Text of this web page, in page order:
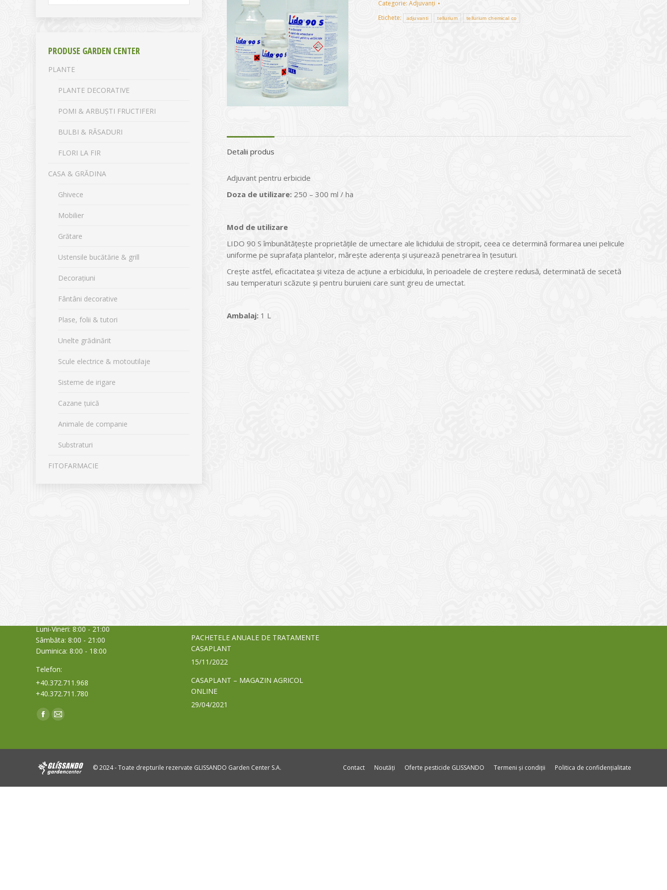
Categorie: Adjuvanți
Etichete:
adjuvanti tellurium tellurium chemical co
Detalii produs
Adjuvant pentru erbicide
Doza de utilizare: 250 – 300 ml / ha
Mod de utilizare
LIDO 90 S îmbunătățește proprietățile de umectare ale lichidului de stropit, ceea ce determină formarea unei pelicule
uniforme pe suprafața plantelor, mărește aderența și ușurează penetrarea în țesuturi.
Crește astfel, eficacitatea și viteza de acțiune a erbicidului, în perioadele de creștere redusă, determinată de secetă
sau temperaturi scăzute și pentru buruieni care sunt greu de umectat.
Ambalaj: 1 L
PRODUSE GARDEN CENTER
PLANTE
PLANTE DECORATIVE
POMI & ARBUȘTI FRUCTIFERI
BULBI & RĂSADURI
FLORI LA FIR
CASA & GRĂDINA
Ghivece
Mobilier
Grătare
Ustensile bucătărie & grill
Decorațiuni
Fântâni decorative
Plase, folii & tutori
Unelte grădinărit
Scule electrice & motoutilaje
Sisteme de irigare
Cazane țuică
Animale de companie
Substraturi
FITOFARMACIE
Luni-Vineri: 8:00 - 21:00
Sâmbăta: 8:00 - 21:00
Duminica: 8:00 - 18:00
Telefon:
+40.372.711.968
+40.372.711.780
Find us on:
Facebook
new
Mail
new
PACHETELE ANUALE DE TRATAMENTE
CASAPLANT
15/11/2022
CASAPLANT – MAGAZIN AGRICOL
ONLINE
29/04/2021
© 2024 - Toate drepturile rezervate GLISSANDO Garden Center S.A. Contact Noutăți Oferte pesticide GLISSANDO Termeni și condiții Politica de confidențialitate